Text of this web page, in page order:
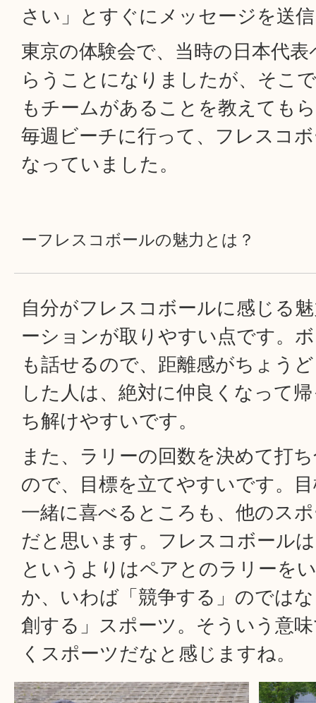
さい」とすぐにメッセージを送
東京の体験会で、当時の日本代
らうことになりましたが、そこ
もチームがあることを教えても
毎週ビーチに行って、フレスコ
なっていました。
ーフレスコボールの魅力とは？
自分がフレスコボールに感じる
ーションが取りやすい点です。
も話せるので、距離感がちょう
した人は、絶対に仲良くなって
ち解けやすいです。
また、ラリーの回数を決めて打
ので、目標を立てやすいです。
一緒に喜べるところも、他のス
だと思います。フレスコボール
というよりはペアとのラリーを
か、いわば「競争する」のでは
創する」スポーツ。そういう意
くスポーツだなと感じますね。